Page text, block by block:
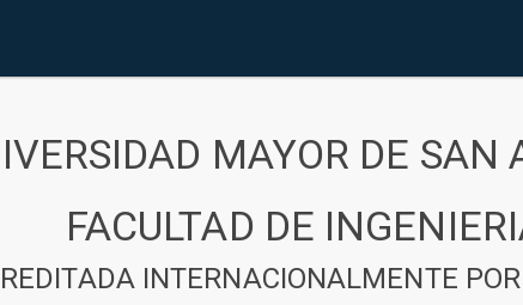
MAYOR DE SAN
FACULTAD DE
INTERNACIONALMENTE